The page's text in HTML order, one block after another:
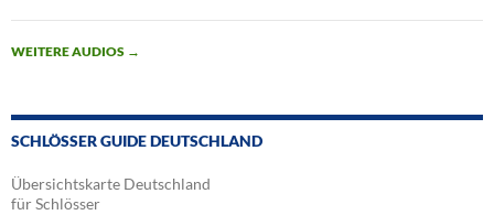
WEITERE AUDIOS →
SCHLÖSSER GUIDE DEUTSCHLAND
Übersichtskarte Deutschland
für Schlösser